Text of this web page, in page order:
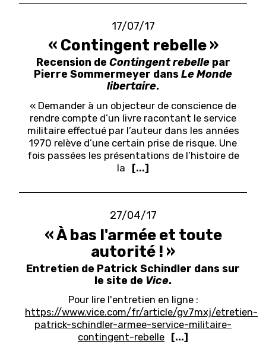
17/07/17
« Contingent rebelle »
Recension deContingent rebellepar
Pierre Sommermeyer dans Le Monde
libertaire.
« Demander à un objecteur de conscience de
rendre compte d’un livre racontant le service
militaire effectué par l’auteur dans les années
1970 relève d’une certain prise de risque. Une
fois passées les présentations de l’histoire de
la
[...]
27/04/17
« À bas l'armée et toute
autorité ! »
Entretien de Patrick Schindler dans sur
le site de Vice.
Pour lire l'entretien en ligne :
https://www.vice.com/fr/article/gv7mxj/etretien-
patrick-schindler-armee-service-militaire-
contingent-rebelle
[...]